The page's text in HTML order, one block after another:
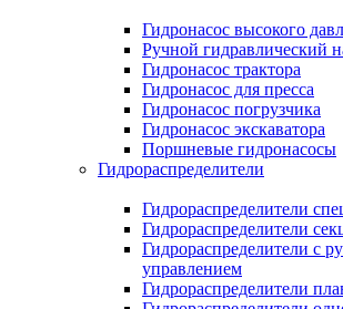
Гидронасос высокого
Ручной гидравлический
Гидронасос трактора
Гидронасос для пресса
Гидронасос погрузчика
Гидронасос экскаватора
Поршневые гидронасосы
Гидрораспределители
Гидрораспределители
Гидрораспределители
Гидрораспределители с
управлением
Гидрораспределители